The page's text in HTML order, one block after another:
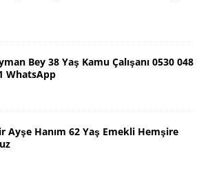
Bey 38 Yaş Kamu Çalışanı 0530 048
WhatsApp
Ayşe Hanım 62 Yaş Emekli Hemşire